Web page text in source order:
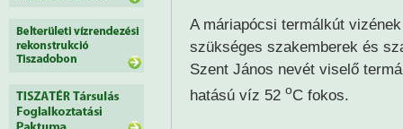
A máriapócsi termálkút
szükséges szakemberek és
Szent János nevét viselő
hatású víz 52 oC fokos.